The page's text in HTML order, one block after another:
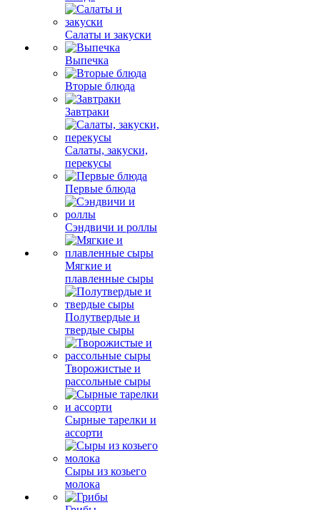
Салаты и закуски
Выпечка
Вторые блюда
Завтраки
Салаты, закуски,
перекусы
Первые блюда
Сэндвичи и роллы
Мягкие и
плавленные сыры
Полутвердые и
твердые сыры
Творожистые и
рассольные сыры
Сырные тарелки и
ассорти
Сыры из козьего
молока